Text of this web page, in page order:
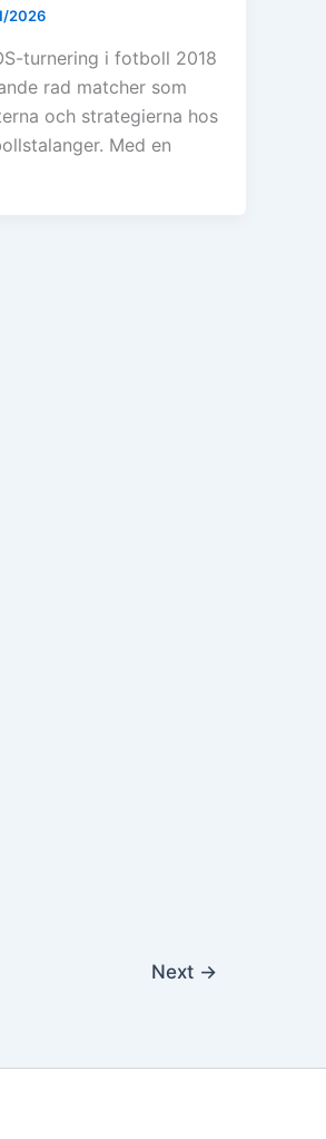
2026
turnering i fotboll 2018
rad matcher som
och strategierna hos
Med en
Next →